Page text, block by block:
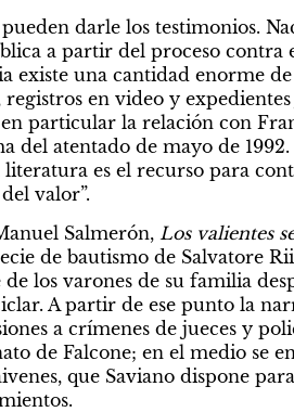
darle los testimonios.
a partir del proceso contra
existe una cantidad enorme
en video y
particular la relación con
atentado de mayo de 1992.
es el recurso para
valor”.
Salmerón, Los valientes
de bautismo de Salvatore
los varones de su familia
A partir de ese punto la
a crímenes de jueces y
de Falcone; en el medio se
que Saviano dispone